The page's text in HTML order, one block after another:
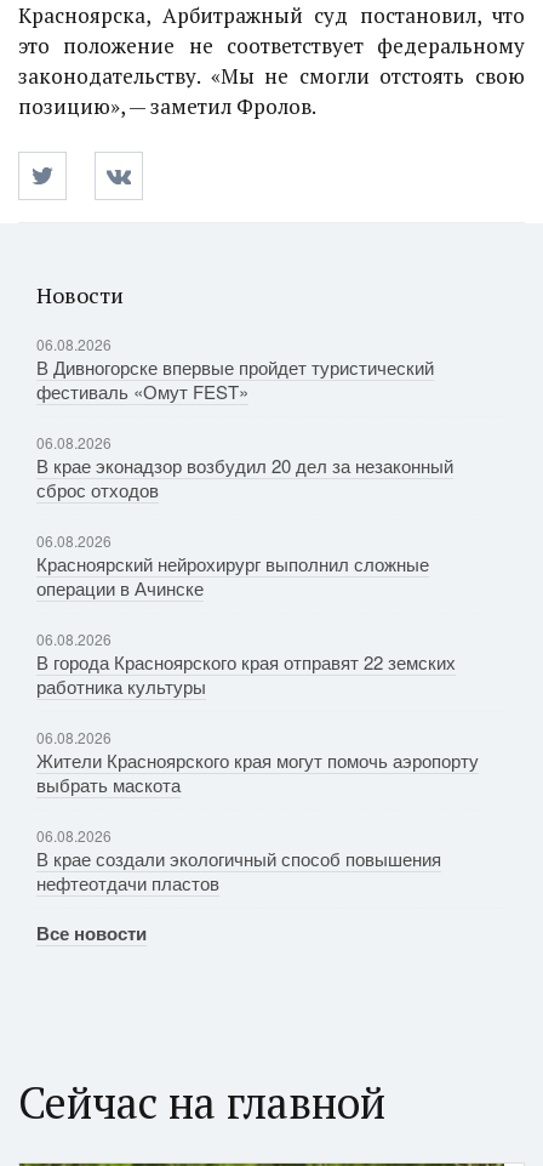
Красноярска, Арбитражный суд постановил, что
это положение не соответствует федеральному
законодательству. «Мы не смогли отстоять свою
позицию», — заметил Фролов.
Новости
06.08.2026
В Дивногорске впервые пройдет туристический
фестиваль «Омут FEST»
06.08.2026
В крае эконадзор возбудил 20 дел за незаконный
сброс отходов
06.08.2026
Красноярский нейрохирург выполнил сложные
операции в Ачинске
06.08.2026
В города Красноярского края отправят 22 земских
работника культуры
06.08.2026
Жители Красноярского края могут помочь аэропорту
выбрать маскота
06.08.2026
В крае создали экологичный способ повышения
нефтеотдачи пластов
Все новости
Сейчас на главной